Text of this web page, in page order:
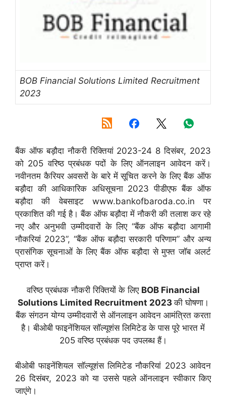
BOB Financial Solutions Limited Recruitment
2023
बैंक ऑफ बड़ौदा नौकरी रिक्तियां 2023-24 8 दिसंबर, 2023
को 205 वरिष्ठ प्रबंधक पदों के लिए ऑनलाइन आवेदन करें।
नवीनतम कैरियर अवसरों के बारे में सूचित करने के लिए बैंक ऑफ
बड़ौदा की आधिकारिक अधिसूचना 2023 पीडीएफ बैंक ऑफ
बड़ौदा की वेबसाइट www.bankofbaroda.co.in पर
प्रकाशित की गई है। बैंक ऑफ बड़ौदा में नौकरी की तलाश कर रहे
नए और अनुभवी उम्मीदवारों के लिए “बैंक ऑफ बड़ौदा आगामी
नौकरियां 2023”, “बैंक ऑफ बड़ौदा सरकारी परिणाम” और अन्य
प्रासंगिक सूचनाओं के लिए बैंक ऑफ बड़ौदा से मुफ्त जॉब अलर्ट
प्राप्त करें।
वरिष्ठ प्रबंधक नौकरी रिक्तियों के लिए BOB Financial
Solutions Limited Recruitment 2023की घोषणा।
बैंक संगठन योग्य उम्मीदवारों से ऑनलाइन आवेदन आमंत्रित करता
है। बीओबी फाइनेंशियल सॉल्यूशंस लिमिटेड के पास पूरे भारत में
205 वरिष्ठ प्रबंधक पद उपलब्ध हैं।
बीओबी फाइनेंशियल सॉल्यूशंस लिमिटेड नौकरियां 2023 आवेदन
26 दिसंबर, 2023 को या उससे पहले ऑनलाइन स्वीकार किए
जाएंगे।